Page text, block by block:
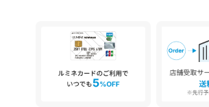
首元にパールが浮いてる感じが、
長さ調整も可能なので、コインネックレスや
重ね付けを楽しんで印象を変えるのもいいで